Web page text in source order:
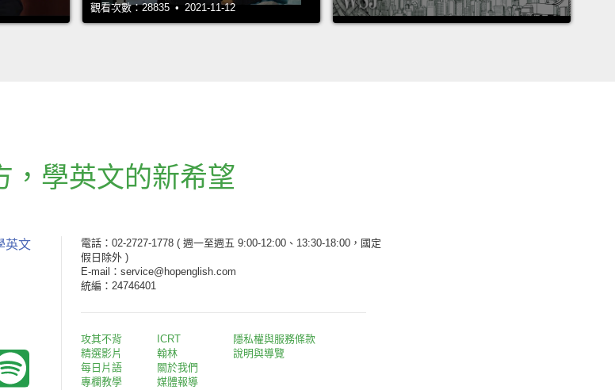
觀看次數：28835 • 2021-11-12
， 學英文的新希望
英文 電話：02-2727-1778 ( 週一至週五 9:00-12:00、13:30-18:00，國定
假日除外 )
E-mail：service@hopenglish.com
統編：24746401
攻其不背
精選影片
每日片語
專欄教學
ICRT
翰林
關於我們
媒體報導
隱私權與服務條款
說明與導覽